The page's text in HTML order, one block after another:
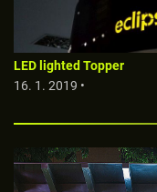
LED lighted Topper
16. 1. 2019 •